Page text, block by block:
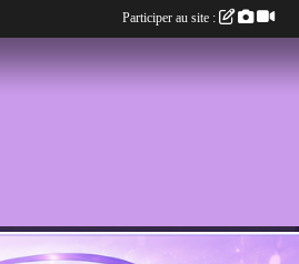
Participer au site :